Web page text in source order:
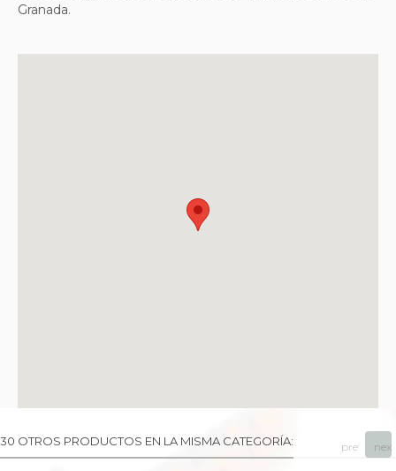
Granada.
30 OTROS PRODUCTOS EN LA MISMA CATEGORÍA: prev next